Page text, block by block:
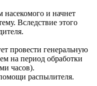
насекомого и начнет
Вследствие этого
провести генеральную
на период обработки
часов).
распылителя.